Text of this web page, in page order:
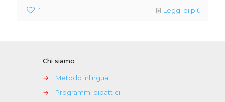
1 Leggi di più
Chi siamo
→
Metodo inlingua
→
Programmi didattici